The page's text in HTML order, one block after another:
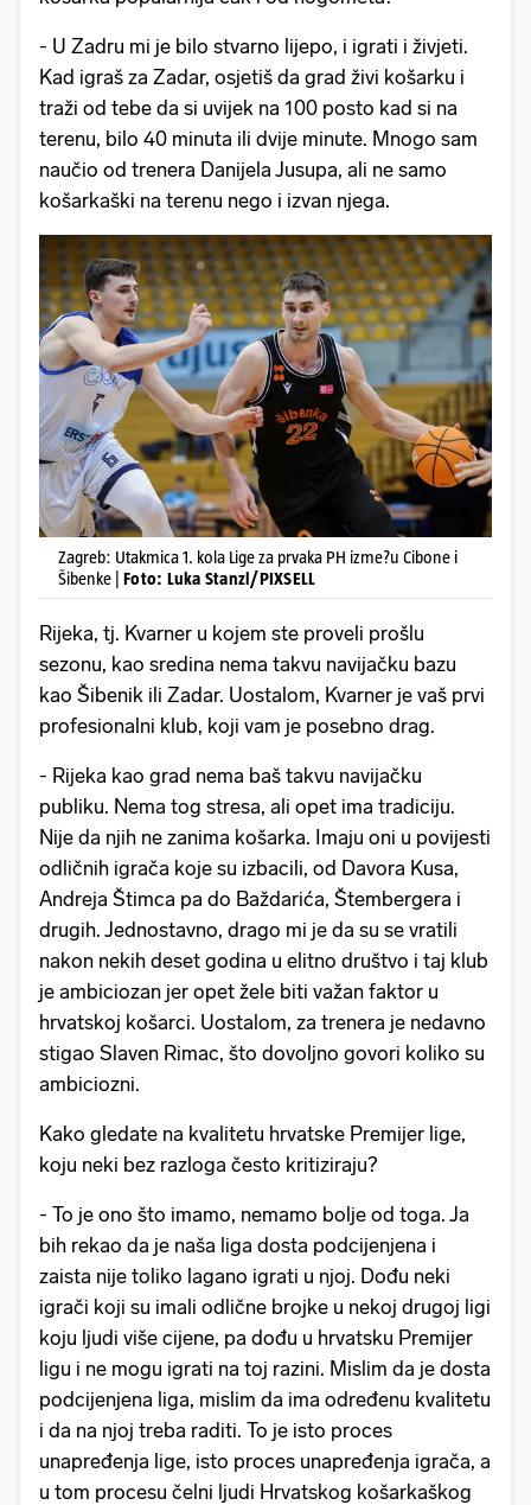
- U Zadru mi je bilo stvarno lijepo, i igrati i živjeti.
Kad igraš za Zadar, osjetiš da grad živi košarku i
traži od tebe da si uvijek na 100 posto kad si na
terenu, bilo 40 minuta ili dvije minute. Mnogo sam
naučio od trenera Danijela Jusupa, ali ne samo
košarkaški na terenu nego i izvan njega.
Zagreb: Utakmica 1. kola Lige za prvaka PH izme?u Cibone i
Šibenke | Foto: Luka Stanzl/PIXSELL
Rijeka, tj. Kvarner u kojem ste proveli prošlu
sezonu, kao sredina nema takvu navijačku bazu
kao Šibenik ili Zadar. Uostalom, Kvarner je vaš prvi
profesionalni klub, koji vam je posebno drag.
- Rijeka kao grad nema baš takvu navijačku
publiku. Nema tog stresa, ali opet ima tradiciju.
Nije da njih ne zanima košarka. Imaju oni u povijesti
odličnih igrača koje su izbacili, od Davora Kusa,
Andreja Štimca pa do Baždarića, Štembergera i
drugih. Jednostavno, drago mi je da su se vratili
nakon nekih deset godina u elitno društvo i taj klub
je ambiciozan jer opet žele biti važan faktor u
hrvatskoj košarci. Uostalom, za trenera je nedavno
stigao Slaven Rimac, što dovoljno govori koliko su
ambiciozni.
Kako gledate na kvalitetu hrvatske Premijer lige,
koju neki bez razloga često kritiziraju?
- To je ono što imamo, nemamo bolje od toga. Ja
bih rekao da je naša liga dosta podcijenjena i
zaista nije toliko lagano igrati u njoj. Dođu neki
igrači koji su imali odlične brojke u nekoj drugoj ligi
koju ljudi više cijene, pa dođu u hrvatsku Premijer
ligu i ne mogu igrati na toj razini. Mislim da je dosta
podcijenjena liga, mislim da ima određenu kvalitetu
i da na njoj treba raditi. To je isto proces
unapređenja lige, isto proces unapređenja igrača, a
u tom procesu čelni ljudi Hrvatskog košarkaškog